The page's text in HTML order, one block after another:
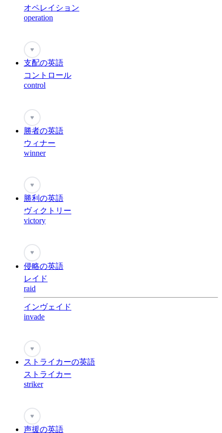
オペレイション
operation
♥
支配の英語
コントロール
control
♥
勝者の英語
ウィナー
winner
♥
勝利の英語
ヴィクトリー
victory
♥
侵略の英語
レイド
raid
インヴェイド
invade
♥
ストライカーの英語
ストライカー
striker
♥
声援の英語